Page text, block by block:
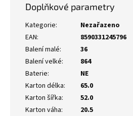
Doplňkové parametry
Kategorie:
Nezařazeno
EAN:
8590331245796
Balení malé:
36
Balení velké:
864
Baterie:
NE
Karton délka:
65.0
Karton šířka:
52.0
Karton váha:
20.5